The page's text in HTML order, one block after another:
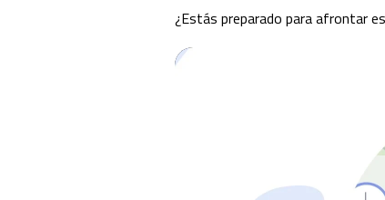
¿Estás preparado para afrontar